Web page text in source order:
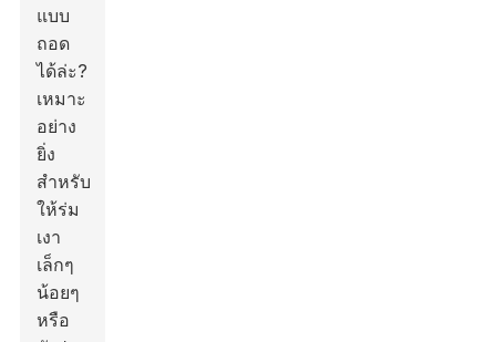
แบบ
ถอด
ได้ล่ะ?
เหมาะ
อย่าง
ยิ่ง
สำหรับ
ให้ร่ม
เงา
เล็กๆ
น้อยๆ
หรือ